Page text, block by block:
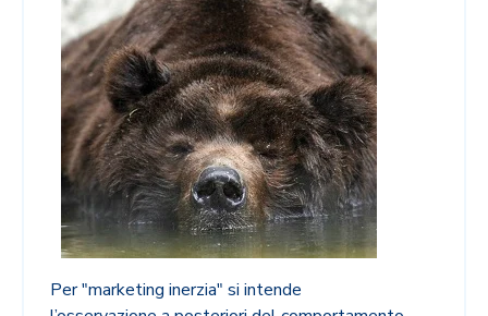
Per "marketing inerzia" si intende